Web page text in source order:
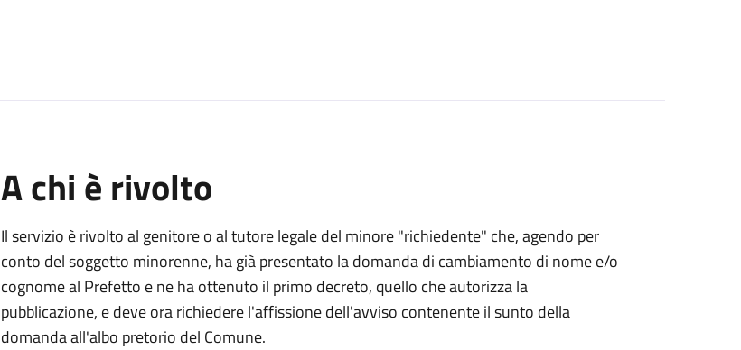
A chi è rivolto
Il servizio è rivolto al genitore o al tutore legale del minore "richiedente" che, agendo per
conto del soggetto minorenne, ha già presentato la domanda di cambiamento di nome e/o
cognome al Prefetto e ne ha ottenuto il primo decreto, quello che autorizza la
pubblicazione, e deve ora richiedere l'affissione dell'avviso contenente il sunto della
domanda all'albo pretorio del Comune.